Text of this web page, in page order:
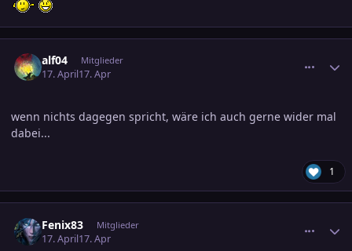
alf04 Mitglieder
17. April17. Apr
wenn nichts dagegen spricht, wäre ich auch gerne wider mal
dabei...
1
Fenix83 Mitglieder
17. April17. Apr